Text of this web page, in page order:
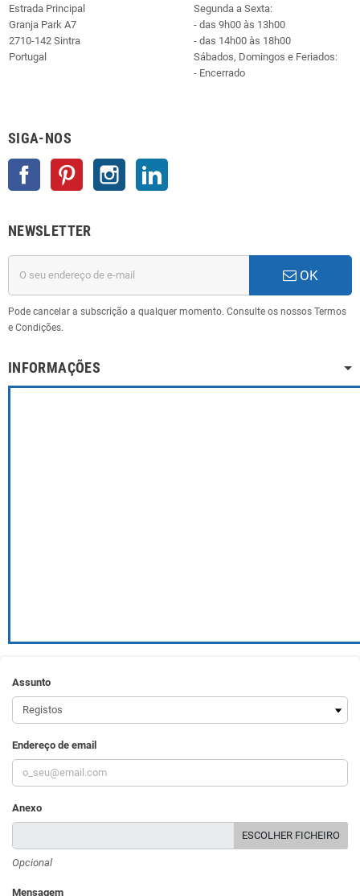
Estrada Principal
Granja Park A7
2710-142 Sintra
Portugal
Segunda a Sexta:
- das 9h00 às 13h00
- das 14h00 às 18h00
Sábados, Domingos e Feriados:
- Encerrado
SIGA-NOS
Facebook Pinterest Instagram
NEWSLETTER
OK
Pode cancelar a subscrição a qualquer momento. Consulte os nossos Termos
e Condições.
INFORMAÇÕES
Assunto
Endereço de email
Anexo
ESCOLHER FICHEIRO
Opcional
Mensagem